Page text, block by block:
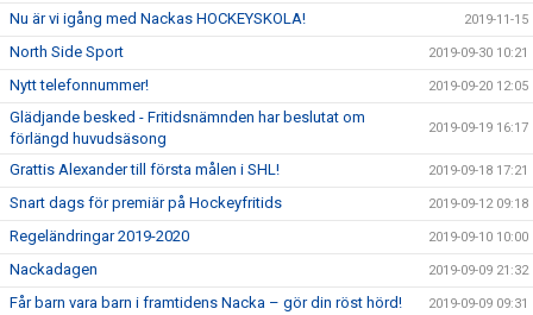
Nu är vi igång med Nackas HOCKEYSKOLA! 2019-11-15
North Side Sport 2019-09-30 10:21
Nytt telefonnummer! 2019-09-20 12:05
Glädjande besked - Fritidsnämnden har beslutat om
förlängd huvudsäsong
2019-09-19 16:17
Grattis Alexander till första målen i SHL! 2019-09-18 17:21
Snart dags för premiär på Hockeyfritids 2019-09-12 09:18
Regeländringar 2019-2020 2019-09-10 10:00
Nackadagen 2019-09-09 21:32
Får barn vara barn i framtidens Nacka – gör din röst hörd! 2019-09-09 09:31